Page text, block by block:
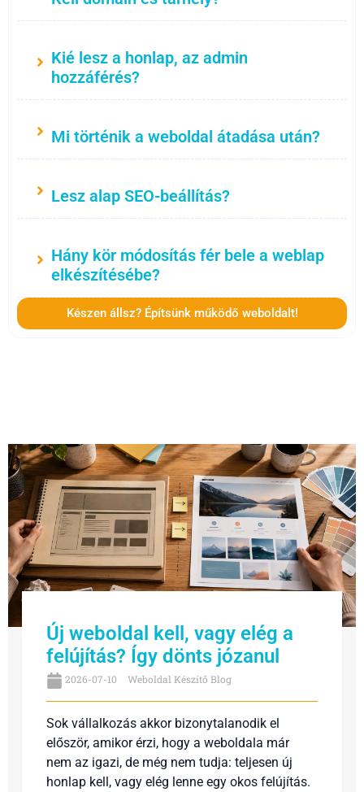
Kié lesz a honlap, az admin
hozzáférés?
Mi történik a weboldal átadása után?
Lesz alap SEO-beállítás?
Hány kör módosítás fér bele a weblap
elkészítésébe?
Készen állsz? Építsünk működő weboldalt!
Új weboldal kell, vagy elég a
felújítás? Így dönts józanul
2026-07-10 Weboldal Készítő Blog
Sok vállalkozás akkor bizonytalanodik el
először, amikor érzi, hogy a weboldala már
nem az igazi, de még nem tudja: teljesen új
honlap kell, vagy elég lenne egy okos felújítás.